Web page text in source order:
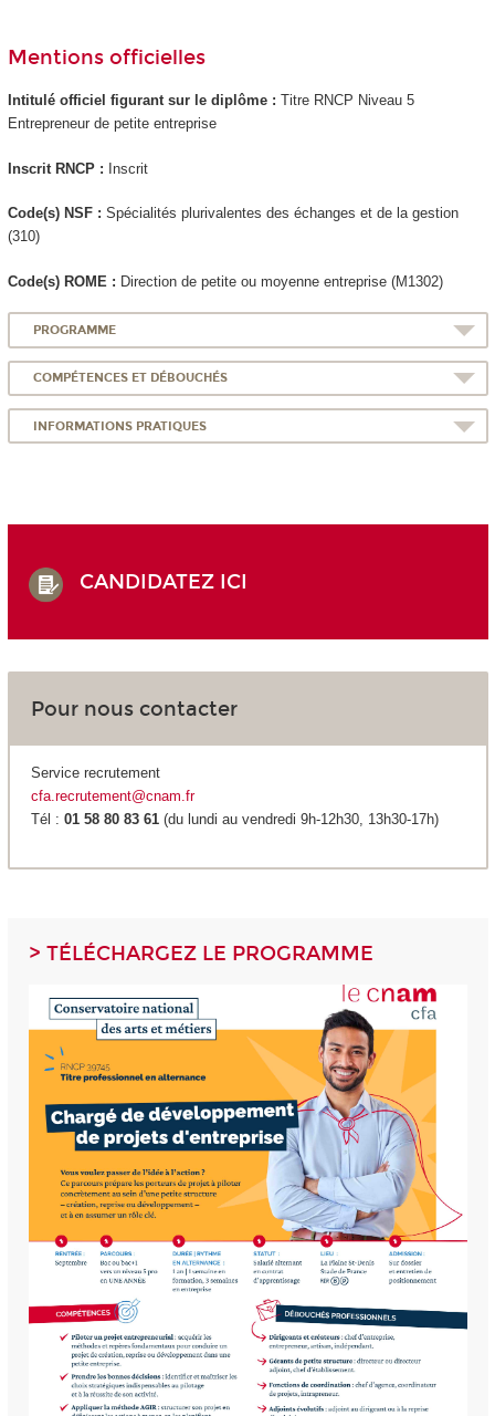
Mentions officielles
Intitulé officiel figurant sur le diplôme : Titre RNCP Niveau 5
Entrepreneur de petite entreprise
Inscrit RNCP : Inscrit
Code(s) NSF : Spécialités plurivalentes des échanges et de la gestion
(310)
Code(s) ROME : Direction de petite ou moyenne entreprise (M1302)
PROGRAMME
COMPÉTENCES ET DÉBOUCHÉS
INFORMATIONS PRATIQUES
CANDIDATEZ ICI
Pour nous contacter
Service recrutement
cfa.recrutement@cnam.fr
Tél : 01 58 80 83 61(du lundi au vendredi 9h-12h30, 13h30-17h)
> TÉLÉCHARGEZ LE PROGRAMME